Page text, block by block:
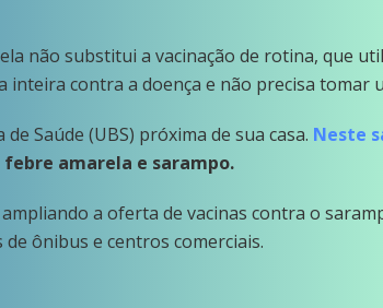
não substitui a vacinação de rotina, que
inteira contra a doença e não precisa tomar
Saúde (UBS) próxima de sua casa. Neste
febre amarela e sarampo.
a oferta de vacinas contra o
ônibus e centros comerciais.